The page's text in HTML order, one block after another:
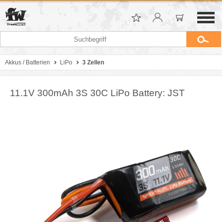
Akkus / Batterien LiPo 3 Zellen
11.1V 300mAh 3S 30C LiPo Battery: JST